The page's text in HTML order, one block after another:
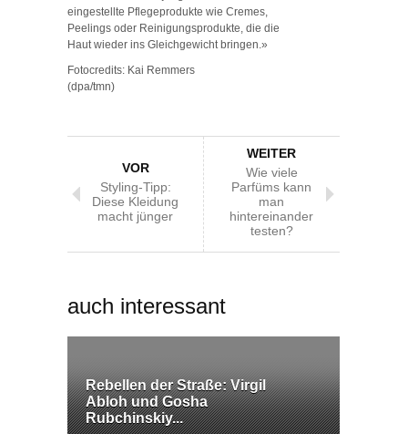
eingestellte Pflegeprodukte wie Cremes,
Peelings oder Reinigungsprodukte, die die
Haut wieder ins Gleichgewicht bringen.»
Fotocredits: Kai Remmers
(dpa/tmn)
VOR
Styling-Tipp:
Diese Kleidung
macht jünger
WEITER
Wie viele
Parfüms kann
man
hintereinander
testen?
auch interessant
Rebellen der Straße: Virgil
Abloh und Gosha
Rubchinskiy...